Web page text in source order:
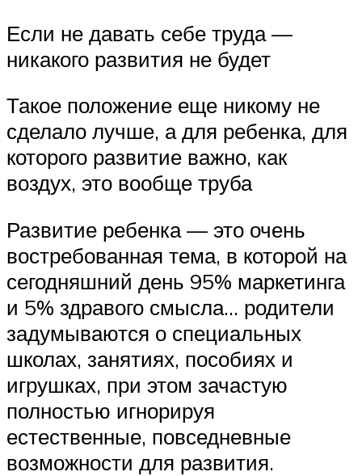
Если не давать себе труда —
никакого развития не будет
Такое положение еще никому не
сделало лучше, а для ребенка, для
которого развитие важно, как
воздух, это вообще труба
Развитие ребенка — это очень
востребованная тема, в которой на
сегодняшний день 95% маркетинга
и 5% здравого смысла… родители
задумываются о специальных
школах, занятиях, пособиях и
игрушках, при этом зачастую
полностью игнорируя
естественные, повседневные
возможности для развития.